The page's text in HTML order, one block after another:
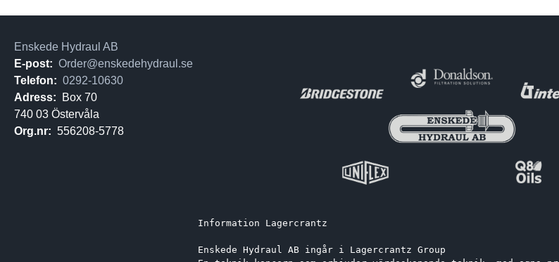
Information Lagercrantz
Enskede Hydraul AB ingår i Lagercrantz Group
Enskede Hydraul AB
E-post: Order@enskedehydraul.se
Telefon: 0292-10630
Adress:
Box 70
740 03 Östervåla
Org.nr: 556208-5778